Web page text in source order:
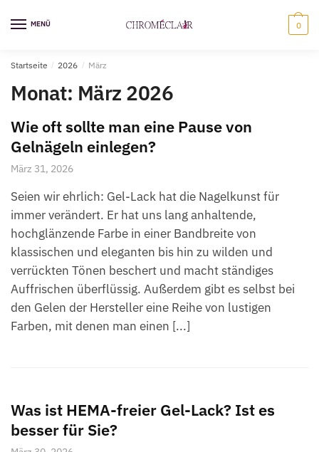
Navigation
Inhalt MENÜ 0
Startseite / 2026 / März
Monat: März 2026
Wie oft sollte man eine Pause von
Gelnägeln einlegen?
März 31, 2026
Seien wir ehrlich: Gel-Lack hat die Nagelkunst für
immer verändert. Er hat uns lang anhaltende,
hochglänzende Farbe in einer Bandbreite von
klassischen und eleganten bis hin zu wilden und
verrückten Tönen beschert und macht ständiges
Auffrischen überflüssig. Außerdem gibt es selbst bei
den Gelen der Hersteller eine Reihe von lustigen
Farben, mit denen man einen [...]
Was ist HEMA-freier Gel-Lack? Ist es
besser für Sie?